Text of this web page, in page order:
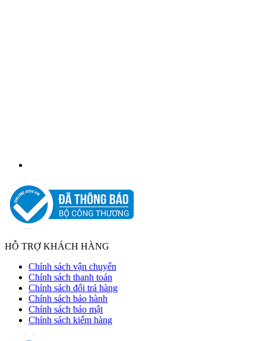
HỖ TRỢ KHÁCH HÀNG
Chính sách vận chuyển
Chính sách thanh toán
Chính sách đổi trả hàng
Chính sách bảo hành
Chính sách bảo mật
Chính sách kiểm hàng